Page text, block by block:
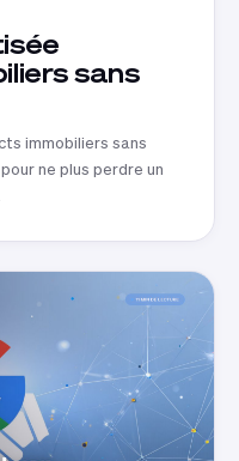
sans
immobiliers sans
ne plus perdre un